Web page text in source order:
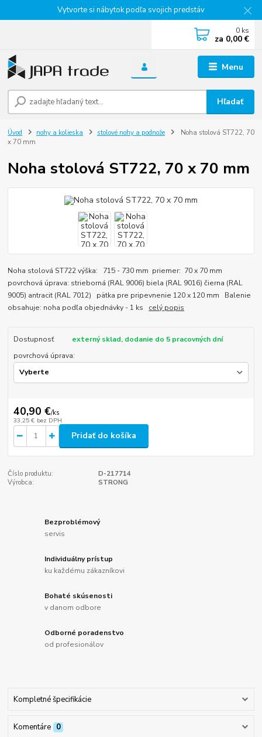
Vytvorte si nábytok podľa svojich predstáv
Menu
Hľadať
0 ks
za 0,00 €
Úvod nohy a kolieska stolové nohy a podnože
Noha stolová ST722, 70
x 70 mm
Noha stolová ST722, 70 x 70 mm
Noha stolová ST722 výška: 715 - 730 mm priemer: 70 x 70 mm
povrchová úprava: strieborná (RAL 9006) biela (RAL 9016) čierna (RAL
9005) antracit (RAL 7012) pätka pre pripevnenie 120 x 120 mm Balenie
obsahuje: noha podľa objednávky - 1 ks celý popis
Dostupnosť
externý sklad, dodanie do 5 pracovných dní
povrchová úprava:
40,90 €/ks
33,25 € bez DPH
Pridať do košíka
Číslo produktu:
D-217714
Výrobca:
STRONG
Bezproblémový
servis
Individuálny prístup
ku každému zákazníkovi
Bohaté skúsenosti
v danom odbore
Odborné poradenstvo
od profesionálov
Kompletné špecifikácie
Komentáre 0